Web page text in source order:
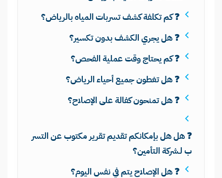
❓ كم تكلفة كشف تسربات المياه بالرياض؟
❓ هل يجري الكشف بدون تكسير؟
❓ كم يحتاج وقت عملية الفحص؟
❓ هل تغطون جميع أحياء الرياض؟
❓ هل تمنحون كفالة على الإصلاح؟
❓ هل هل بإمكانكم تقديم تقرير مكتوب عن التسر
ب لـشركة التأمين؟
❓ هل الإصلاح يتم في نفس اليوم؟